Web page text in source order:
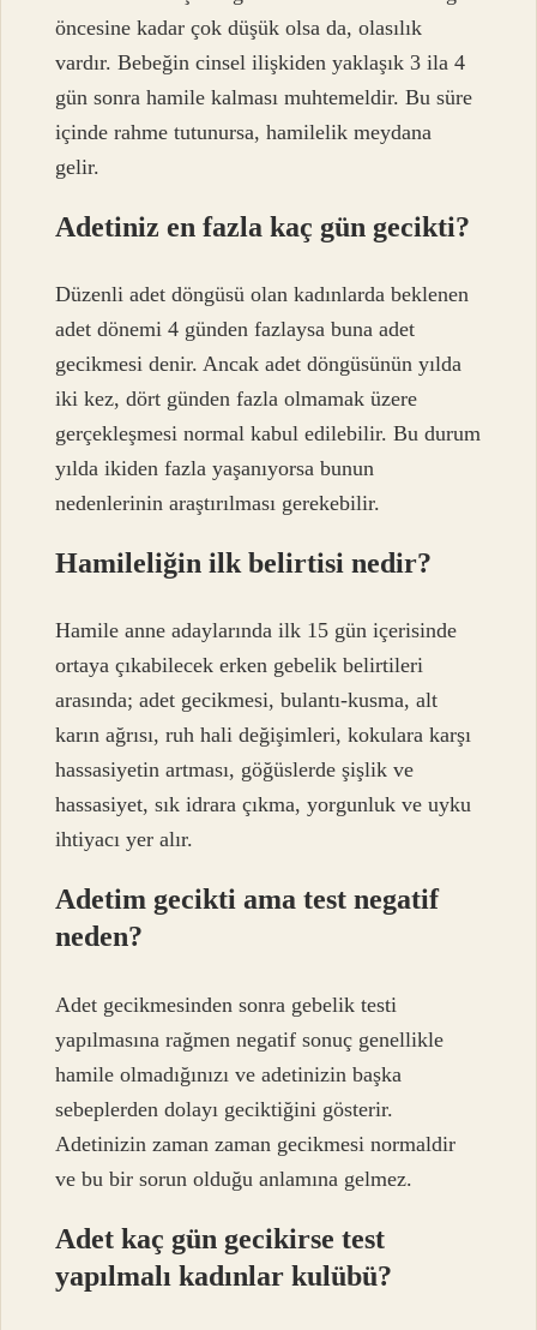
öncesine kadar çok düşük olsa da, olasılık
vardır. Bebeğin cinsel ilişkiden yaklaşık 3 ila 4
gün sonra hamile kalması muhtemeldir. Bu süre
içinde rahme tutunursa, hamilelik meydana
gelir.
Adetiniz en fazla kaç gün gecikti?
Düzenli adet döngüsü olan kadınlarda beklenen
adet dönemi 4 günden fazlaysa buna adet
gecikmesi denir. Ancak adet döngüsünün yılda
iki kez, dört günden fazla olmamak üzere
gerçekleşmesi normal kabul edilebilir. Bu durum
yılda ikiden fazla yaşanıyorsa bunun
nedenlerinin araştırılması gerekebilir.
Hamileliğin ilk belirtisi nedir?
Hamile anne adaylarında ilk 15 gün içerisinde
ortaya çıkabilecek erken gebelik belirtileri
arasında; adet gecikmesi, bulantı-kusma, alt
karın ağrısı, ruh hali değişimleri, kokulara karşı
hassasiyetin artması, göğüslerde şişlik ve
hassasiyet, sık idrara çıkma, yorgunluk ve uyku
ihtiyacı yer alır.
Adetim gecikti ama test negatif
neden?
Adet gecikmesinden sonra gebelik testi
yapılmasına rağmen negatif sonuç genellikle
hamile olmadığınızı ve adetinizin başka
sebeplerden dolayı geciktiğini gösterir.
Adetinizin zaman zaman gecikmesi normaldir
ve bu bir sorun olduğu anlamına gelmez.
Adet kaç gün gecikirse test
yapılmalı kadınlar kulübü?